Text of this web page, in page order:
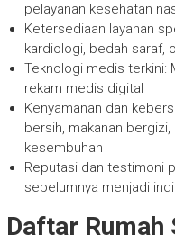
pelayanan kesehatan
Ketersediaan layanan
kardiologi, bedah saraf,
Teknologi medis terkini:
rekam medis digital
Kenyamanan dan
bersih, makanan
kesembuhan
Reputasi dan testimoni
sebelumnya menjadi
Daftar Rumah